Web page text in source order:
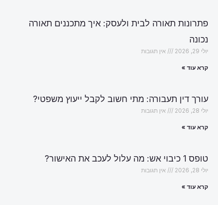
פתרונות תאורה לבית ולעסק: איך מתכננים תאורה
נכונה
יולי 29, 2026 אין תגובות
קרא עוד »
עורך דין תעבורה: מתי חשוב לקבל ייעוץ משפטי?
יולי 28, 2026 אין תגובות
קרא עוד »
טופס 1 כיבוי אש: מה עלול לעכב את האישור?
יולי 28, 2026 אין תגובות
קרא עוד »